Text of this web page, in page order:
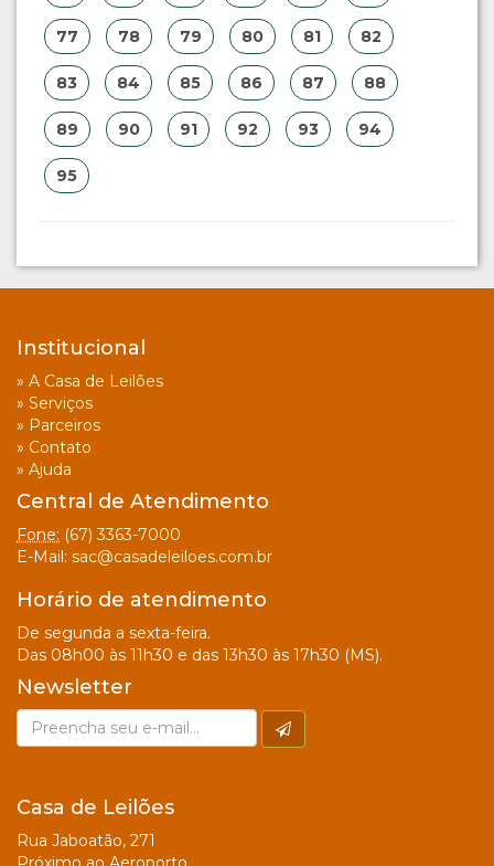
77 78 79 80 81 82
83 84 85 86 87 88
89 90 91 92 93 94
95
Institucional
» A Casa de Leilões
» Serviços
» Parceiros
» Contato
» Ajuda
Central de Atendimento
Fone: (67) 3363-7000
E-Mail: sac@casadeleiloes.com.br
Horário de atendimento
De segunda a sexta-feira.
Das 08h00 às 11h30 e das 13h30 às 17h30 (MS).
Newsletter
Casa de Leilões
Rua Jaboatão, 271